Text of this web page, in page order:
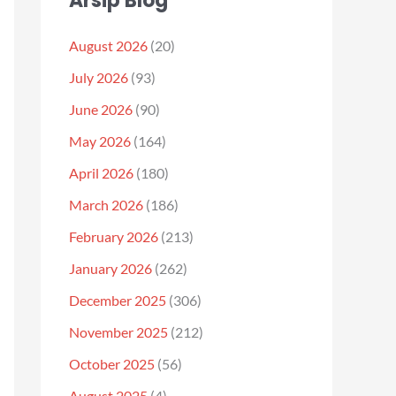
August 2026 (20)
July 2026 (93)
June 2026 (90)
May 2026 (164)
April 2026 (180)
March 2026 (186)
February 2026 (213)
January 2026 (262)
December 2025 (306)
November 2025 (212)
October 2025 (56)